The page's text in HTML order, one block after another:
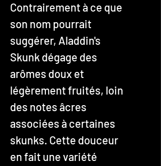
Contrairement à ce que
son nom pourrait
suggérer, Aladdin's
Skunk dégage des
arômes doux et
légèrement fruités, loin
des notes âcres
associées à certaines
skunks. Cette douceur
en fait une variété